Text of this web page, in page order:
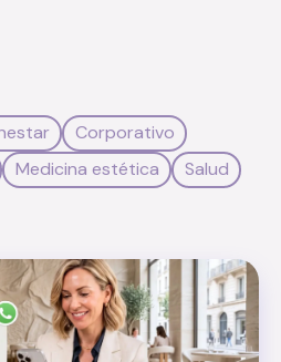
Corporativo
Medicina estética Salud